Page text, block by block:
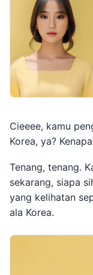
Cieeee, kamu
Korea, ya?
Tenang, tenang.
sekarang, siapa
yang kelihatan
ala Korea.